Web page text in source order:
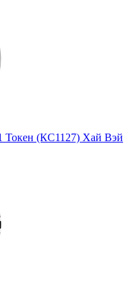
Токен (КС1127) Хай Вэй